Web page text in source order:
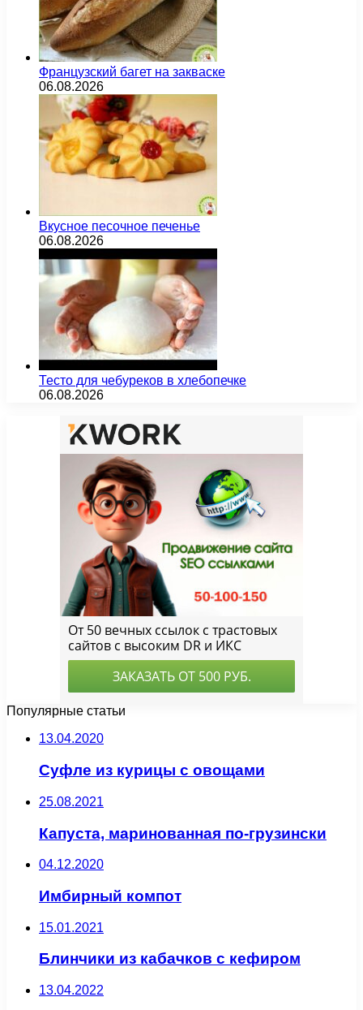
Французский багет на закваске
06.08.2026
Вкусное песочное печенье
06.08.2026
Тесто для чебуреков в хлебопечке
06.08.2026
Популярные статьи
13.04.2020
Суфле из курицы с овощами
25.08.2021
Капуста, маринованная по-грузински
04.12.2020
Имбирный компот
15.01.2021
Блинчики из кабачков с кефиром
13.04.2022